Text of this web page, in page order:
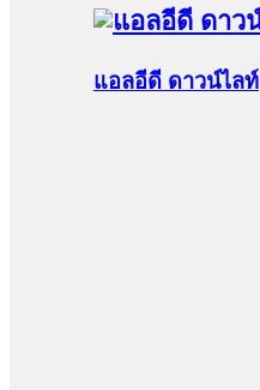
แอลอีดี ดาวน์ไลท์